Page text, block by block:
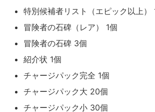
特別候補者リスト（エピック以上）
冒険者の石碑（レア） 1個
冒険者の石碑 3個
紹介状 1個
チャージパック完全 1個
チャージパック大 20個
チャージパック小 30個